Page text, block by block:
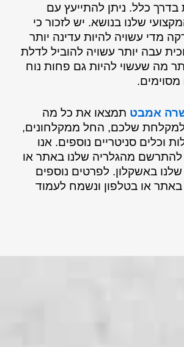
כלל. ניתן להתייעץ עם
שלנו בנושא. יש לזכור כי
מדי עשויה להיות עדינה יותר
עבה יותר עשויה להוביל לדלת
מה שעשוי להיות גם פחות נוח
אמבט תמצאו את כל מה
שלכם, החל ממקלחונים,
וכלים סניטריים נוספים. אנו
להתרשם מהגלריה שלנו באתר או
באשקלון. לפרטים נוספים
באתר או בטלפון ונשמח לעמוד